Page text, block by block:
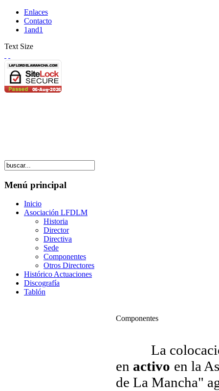
Enlaces
Contacto
1and1
Text Size
Menú principal
Inicio
Asociación LFDLM
Historia
Director
Directiva
Sede
Componentes
Otros Directores
Histórico Actuaciones
Discografía
Tablón
Componentes
La colocación
en activo en la
de La Mancha"